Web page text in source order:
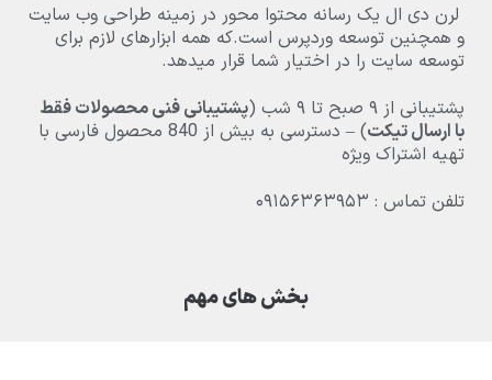
لرن دی ال یک رسانه محتوا محور در زمینه طراحی وب سایت
و همچنین توسعه وردپرس است.که همه ابزارهای لازم برای
توسعه سایت را در اختیار شما قرار میدهد.
پشتیبانی از ۹ صبح تا ۹ شب (پشتیبانی فنی محصولات فقط
با ارسال تیکت) – دسترسی به بیش از 840 محصول فارسی با
تهیه اشتراک ویژه
تلفن تماس : ۰۹۱۵۶۳۶۳۹۵۳
بخش های مهم